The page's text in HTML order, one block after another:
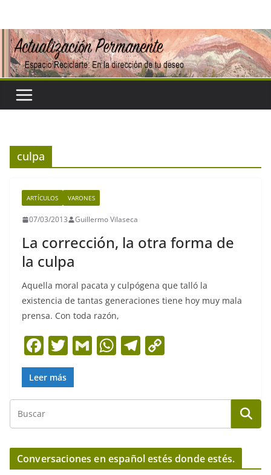
contenido
culpa
ARTÍCULOS VARONES
07/03/2013 Guillermo Vilaseca
La corrección, la otra forma de
la culpa
Aquella moral pacata y culpógena que talló la
existencia de tantas generaciones tiene hoy muy mala
prensa. Con toda razón,
F
a
c
e
b
o
o
T
w
itt
er
G
l
W
s
A
p
p
T
gr
a
m
y
Li
n
k
Leer más
Conversaciones en español estés donde estés.